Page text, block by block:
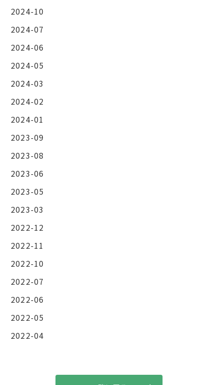
2024-10
2024-07
2024-06
2024-05
2024-03
2024-02
2024-01
2023-09
2023-08
2023-06
2023-05
2023-03
2022-12
2022-11
2022-10
2022-07
2022-06
2022-05
2022-04